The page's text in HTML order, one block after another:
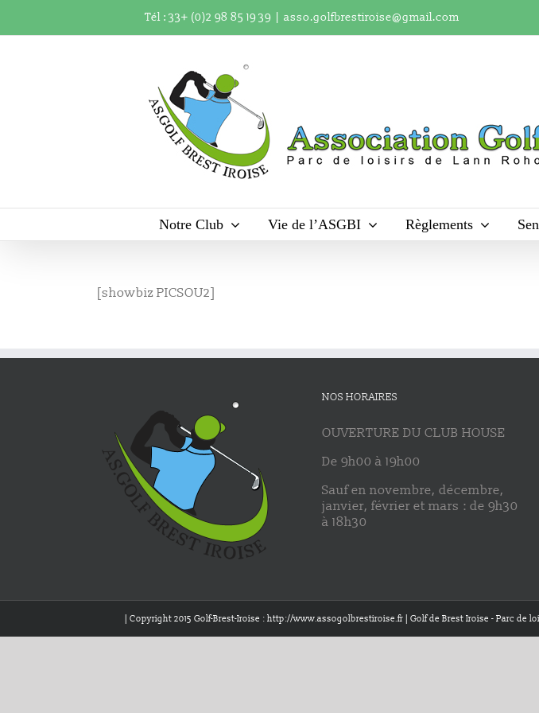
contenu
Tél : 33+ (0)2 98 85 19 39 asso.golfbrestiroise@gmail.com
Notre Club Vie de l’ASGBI Règlements
[showbiz PICSOU2]
NOS HORAIRES
OUVERTURE DU CLUB HOUSE
De 9h00 à 19h00
Sauf en novembre, décembre,
janvier, février et mars : de 9h30
à 18h30
| Copyright 2015 Golf-Brest-Iroise : http://www.assogolbrestiroise.fr | Golf de Brest Iroise - Parc